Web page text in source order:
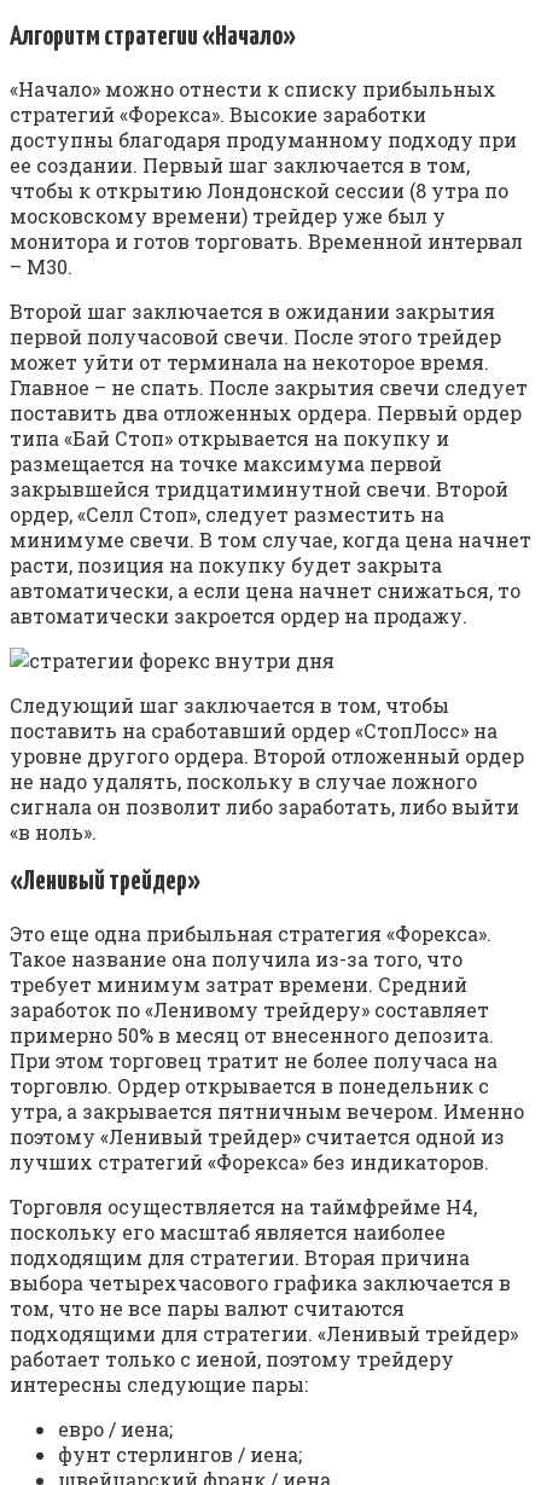
Алгоритм стратегии «Начало»
«Начало» можно отнести к списку прибыльных
стратегий «Форекса». Высокие заработки
доступны благодаря продуманному подходу при
ее создании. Первый шаг заключается в том,
чтобы к открытию Лондонской сессии (8 утра по
московскому времени) трейдер уже был у
монитора и готов торговать. Временной интервал
– М30.
Второй шаг заключается в ожидании закрытия
первой получасовой свечи. После этого трейдер
может уйти от терминала на некоторое время.
Главное – не спать. После закрытия свечи следует
поставить два отложенных ордера. Первый ордер
типа «Бай Стоп» открывается на покупку и
размещается на точке максимума первой
закрывшейся тридцатиминутной свечи. Второй
ордер, «Селл Стоп», следует разместить на
минимуме свечи. В том случае, когда цена начнет
расти, позиция на покупку будет закрыта
автоматически, а если цена начнет снижаться, то
автоматически закроется ордер на продажу.
Следующий шаг заключается в том, чтобы
поставить на сработавший ордер «СтопЛосс» на
уровне другого ордера. Второй отложенный ордер
не надо удалять, поскольку в случае ложного
сигнала он позволит либо заработать, либо выйти
«в ноль».
«Ленивый трейдер»
Это еще одна прибыльная стратегия «Форекса».
Такое название она получила из-за того, что
требует минимум затрат времени. Средний
заработок по «Ленивому трейдеру» составляет
примерно 50% в месяц от внесенного депозита.
При этом торговец тратит не более получаса на
торговлю. Ордер открывается в понедельник с
утра, а закрывается пятничным вечером. Именно
поэтому «Ленивый трейдер» считается одной из
лучших стратегий «Форекса» без индикаторов.
Торговля осуществляется на таймфрейме Н4,
поскольку его масштаб является наиболее
подходящим для стратегии. Вторая причина
выбора четырехчасового графика заключается в
том, что не все пары валют считаются
подходящими для стратегии. «Ленивый трейдер»
работает только с иеной, поэтому трейдеру
интересны следующие пары:
евро / иена;
фунт стерлингов / иена;